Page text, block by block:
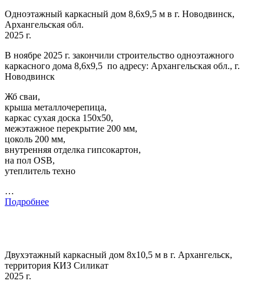
Одноэтажный каркасный дом 8,6х9,5 м в г. Новодвинск,
Архангельская обл.
2025 г.
В ноябре 2025 г. закончили строительство одноэтажного
каркасного дома 8,6х9,5 по адресу: Архангельская обл., г.
Новодвинск
Жб сваи,
крыша металлочерепица,
каркас сухая доска 150х50,
межэтажное перекрытие 200 мм,
цоколь 200 мм,
внутренняя отделка гипсокартон,
на пол OSB,
утеплитель техно
…
Подробнее
Двухэтажный каркасный дом 8х10,5 м в г. Архангельск,
территория КИЗ Силикат
2025 г.